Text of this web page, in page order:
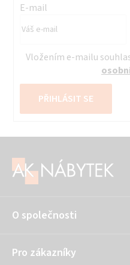
E-mail
Vložením e-mailu
PŘIHLÁSIT SE
O společnosti
Pro zákazníky